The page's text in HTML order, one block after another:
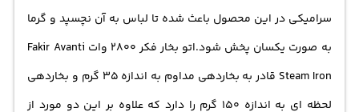
سرامیکی در این محصول باعث شده تا لباس به آن نچسپد و گرما
به صورت یکسان پخش شود.اتو بخار فکر 2800 وات Fakir Avanti
Steam Iron قادر به بخاردهی مداوم به اندازه 35 گرم‌ و بخاردهی
لحظه ای به اندازه 150 گرم را دارد که علاوه بر این دو مورد از